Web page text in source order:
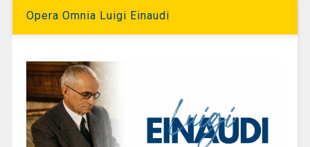
Opera Omnia Luigi Einaudi